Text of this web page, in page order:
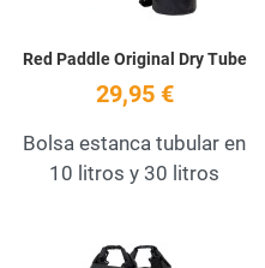
Red Paddle Original Dry Tube
29,95 €
Bolsa estanca tubular en
10 litros y 30 litros